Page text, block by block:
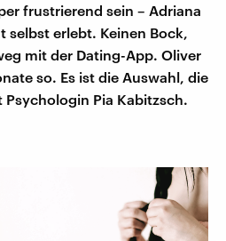
frustrierend sein – Adriana
selbst erlebt. Keinen Bock,
mit der Dating-App. Oliver
so. Es ist die Auswahl, die
Pia Kabitzsch.